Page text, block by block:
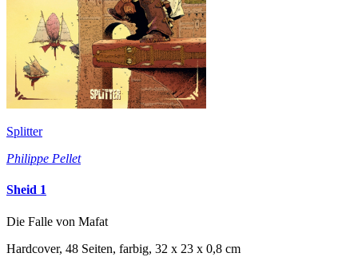
Splitter
Philippe Pellet
Sheid 1
Die Falle von Mafat
Hardcover, 48 Seiten, farbig, 32 x 23 x 0,8 cm